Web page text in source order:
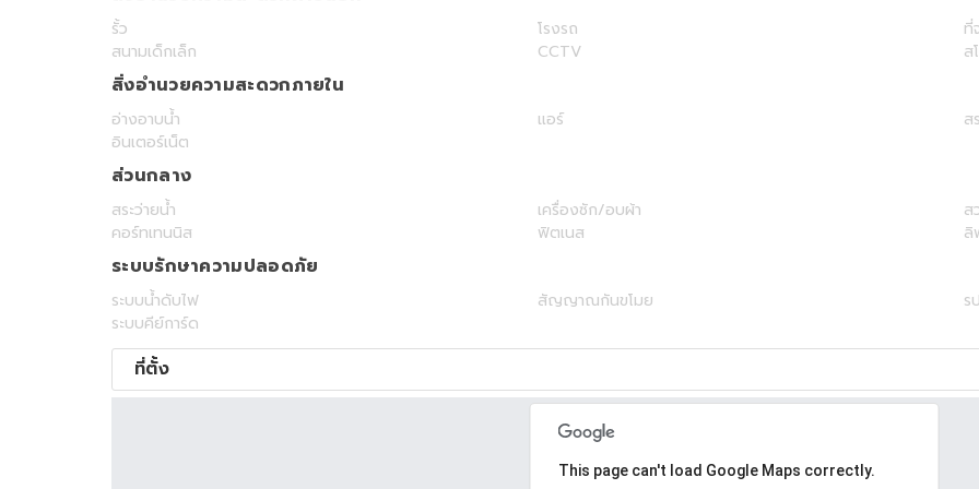
รั้ว โรงรถ
ที่
สนามเด็กเล็ก
CCTV ส
สิ่งอำนวยความสะดวกภายใน
อ่างอาบน้ำ แอร์
ส
อินเตอร์เน็ต
ส่วนกลาง
สระว่ายน้ำ เครื่องซัก/อบผ้า
ส
คอร์ทเทนนิส
ฟิตเนส ลิ
ระบบรักษาความปลอดภัย
ระบบน้ำดับไฟ สัญญาณกันขโมย
ร
ระบบคีย์การ์ด
ที่ตั้ง
This page can't load Google Maps correctly.